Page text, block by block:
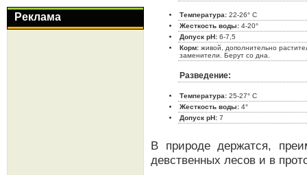
Температура: 22-26° C
Жесткость воды: 4-20°
Допуск pH: 6-7,5
Корм: живой, дополнительно
заменители. Берут со дна.
Разведение:
Температура: 25-27° C
Жесткость воды: 4°
Допуск pH: 7
В природе держатся,
девственных лесов и в
Реклама